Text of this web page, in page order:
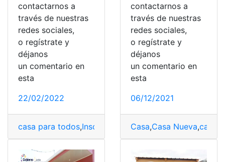
contactarnos a
través de nuestras
redes sociales,
o regístrate y
déjanos
un comentario en
esta
22/02/2022
casa para todos,Inscripciones,Miduvi,Proyectos,
contactarnos a
través de nuestras
redes sociales,
o regístrate y
déjanos
un comentario en
esta
06/12/2021
Casa,Casa Nueva,casa